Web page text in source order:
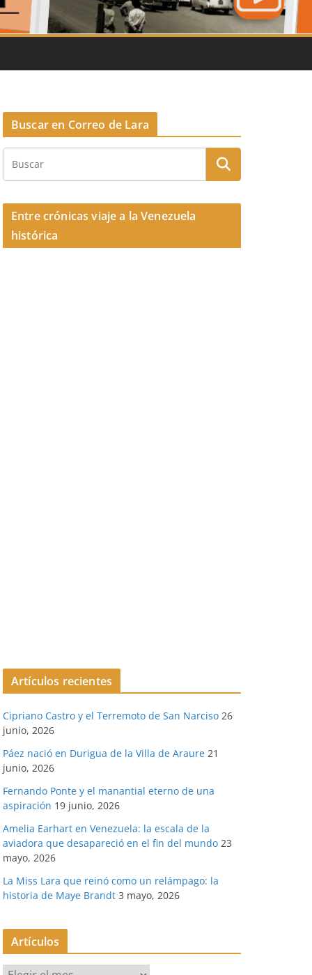
Buscar en Correo de Lara
Entre crónicas viaje a la Venezuela
histórica
Artículos recientes
Cipriano Castro y el Terremoto de San Narciso 26
junio, 2026
Páez nació en Durigua de la Villa de Araure 21
junio, 2026
Fernando Ponte y el manantial eterno de una
aspiración 19 junio, 2026
Amelia Earhart en Venezuela: la escala de la
aviadora que desapareció en el fin del mundo 23
mayo, 2026
La Miss Lara que reinó como un relámpago: la
historia de Maye Brandt 3 mayo, 2026
Artículos